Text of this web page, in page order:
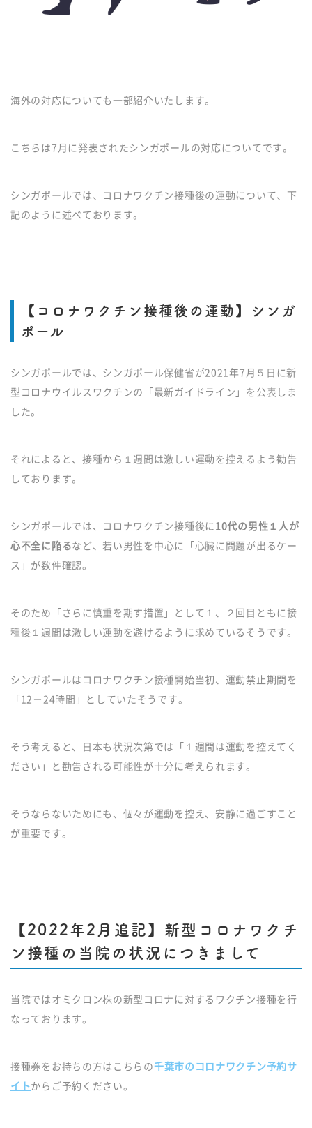
海外の対応についても一部紹介いたします。
こちらは7月に発表されたシンガポールの対応についてです。
シンガポールでは、コロナワクチン接種後の運動について、下
記のように述べております。
【コロナワクチン接種後の運動】シンガ
ポール
シンガポールでは、シンガポール保健省が2021年7月５日に新
型コロナウイルスワクチンの「最新ガイドライン」を公表しま
した。
それによると、接種から１週間は激しい運動を控えるよう勧告
しております。
シンガポールでは、コロナワクチン接種後に 10代の男性１人が
心不全に陥るなど、若い男性を中心に「心臓に問題が出るケー
ス」が数件確認。
そのため「さらに慎重を期す措置」として１、２回目ともに接
種後１週間は激しい運動を避けるように求めているそうです。
シンガポールはコロナワクチン接種開始当初、運動禁止期間を
「12－24時間」としていたそうです。
そう考えると、日本も状況次第では「１週間は運動を控えてく
ださい」と勧告される可能性が十分に考えられます。
そうならないためにも、個々が運動を控え、安静に過ごすこと
が重要です。
【2022年2月追記】新型コロナワクチ
ン接種の当院の状況につきまして
当院ではオミクロン株の新型コロナに対するワクチン接種を行
なっております。
接種券をお持ちの方はこちらの千葉市のコロナワクチン予約サ
イトからご予約ください。